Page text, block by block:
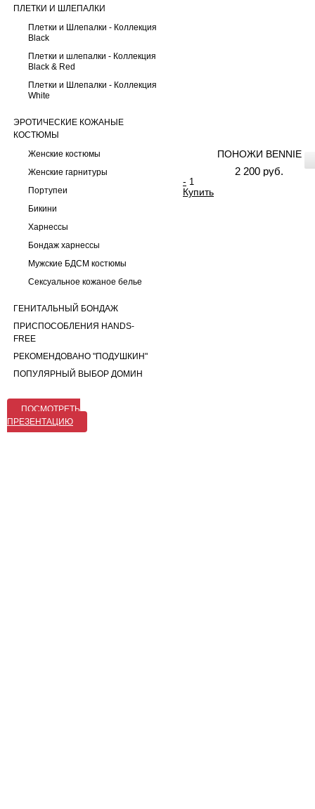
ПЛЕТКИ И ШЛЕПАЛКИ
Плетки и Шлепалки - Коллекция
Black
Плетки и шлепалки - Коллекция
Black & Red
Плетки и Шлепалки - Коллекция
White
ЭРОТИЧЕСКИЕ КОЖАНЫЕ
КОСТЮМЫ
Женские костюмы
Женские гарнитуры
Портупеи
Бикини
Харнессы
Бондаж харнессы
Мужские БДСМ костюмы
Сексуальное кожаное белье
ГЕНИТАЛЬНЫЙ БОНДАЖ
ПРИСПОСОБЛЕНИЯ HANDS-
FREE
РЕКОМЕНДОВАНО "ПОДУШКИН"
ПОПУЛЯРНЫЙ ВЫБОР ДОМИН
ПОСМОТРЕТЬ
ПРЕЗЕНТАЦИЮ
ПОНОЖИ BENNIE
2 200 руб.
-
Купить